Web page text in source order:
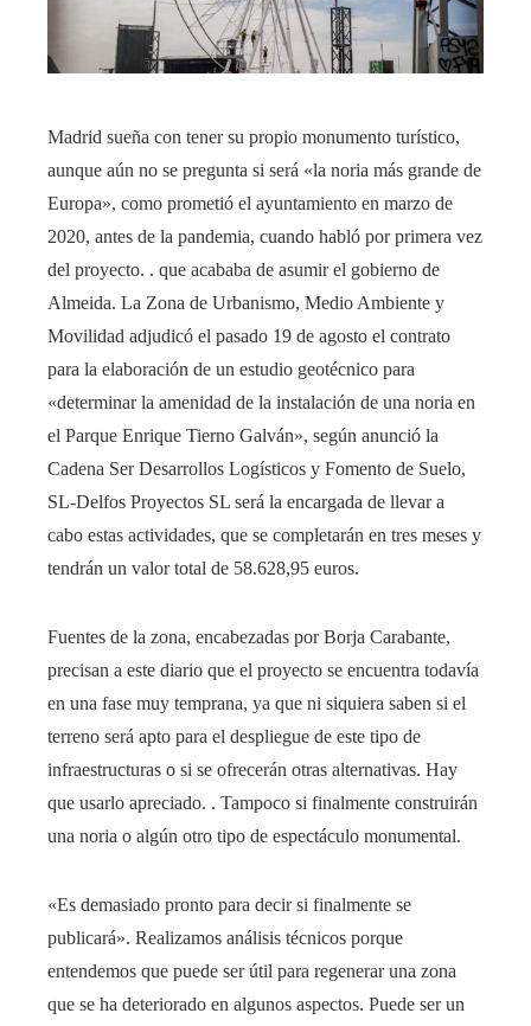
Madrid sueña con tener su propio monumento turístico,
aunque aún no se pregunta si será «la noria más grande de
Europa», como prometió el ayuntamiento en marzo de
2020, antes de la pandemia, cuando habló por primera vez
del proyecto. . que acababa de asumir el gobierno de
Almeida. La Zona de Urbanismo, Medio Ambiente y
Movilidad adjudicó el pasado 19 de agosto el contrato
para la elaboración de un estudio geotécnico para
«determinar la amenidad de la instalación de una noria en
el Parque Enrique Tierno Galván», según anunció la
Cadena Ser Desarrollos Logísticos y Fomento de Suelo,
SL-Delfos Proyectos SL será la encargada de llevar a
cabo estas actividades, que se completarán en tres meses y
tendrán un valor total de 58.628,95 euros.
Fuentes de la zona, encabezadas por Borja Carabante,
precisan a este diario que el proyecto se encuentra todavía
en una fase muy temprana, ya que ni siquiera saben si el
terreno será apto para el despliegue de este tipo de
infraestructuras o si se ofrecerán otras alternativas. Hay
que usarlo apreciado. . Tampoco si finalmente construirán
una noria o algún otro tipo de espectáculo monumental.
«Es demasiado pronto para decir si finalmente se
publicará». Realizamos análisis técnicos porque
entendemos que puede ser útil para regenerar una zona
que se ha deteriorado en algunos aspectos. Puede ser un